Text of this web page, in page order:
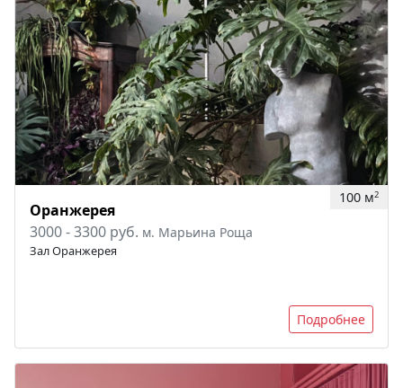
100 м2
Оранжерея
3000 - 3300 руб. м. Марьина Роща
Зал Оранжерея
Подробнее